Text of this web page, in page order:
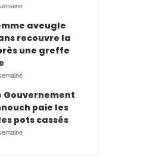
aveugle
recouvre la
une greffe
Gouvernement
paie les
pots cassés